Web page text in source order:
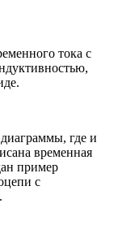
тока с
где и
временная
пример
с